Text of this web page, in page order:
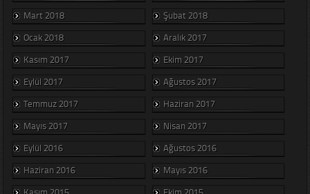
Mart 2018
Şubat 2018
Ocak 2018
Aralık 2017
Kasım 2017
Ekim 2017
Eylül 2017
Ağustos 2017
Temmuz 2017
Haziran 2017
Mayıs 2017
Nisan 2017
Eylül 2016
Ağustos 2016
Haziran 2016
Mayıs 2016